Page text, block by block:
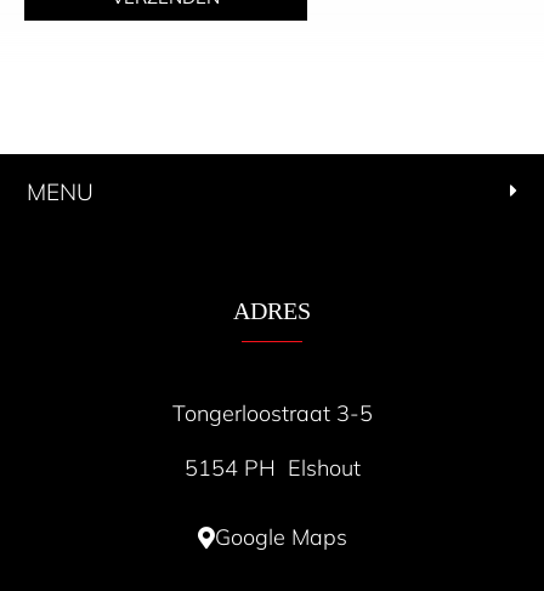
MENU
ADRES
Tongerloostraat 3-5
5154 PH Elshout
Google Maps